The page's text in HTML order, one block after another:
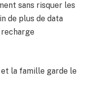
sans risquer les
de plus de data
la famille garde le